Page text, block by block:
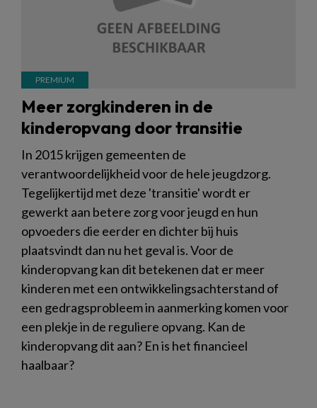
Meer zorgkinderen in de
kinderopvang door transitie
In 2015 krijgen gemeenten de
verantwoordelijkheid voor de hele jeugdzorg.
Tegelijkertijd met deze 'transitie' wordt er
gewerkt aan betere zorg voor jeugd en hun
opvoeders die eerder en dichter bij huis
plaatsvindt dan nu het geval is. Voor de
kinderopvang kan dit betekenen dat er meer
kinderen met een ontwikkelingsachterstand of
een gedragsprobleem in aanmerking komen voor
een plekje in de reguliere opvang. Kan de
kinderopvang dit aan? En is het financieel
haalbaar?